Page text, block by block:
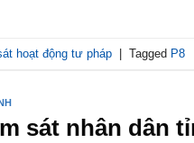
hoạt động tư pháp | Tagged P8
sát nhân dân